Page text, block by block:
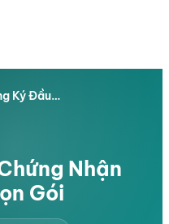
Ký Đầu…
Nhận
Gói